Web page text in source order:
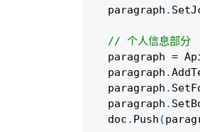
  paragraph
.
// 个人信息部分
  paragraph
=
  paragraph
.
  paragraph
.
  paragraph
.
  doc
. Push (